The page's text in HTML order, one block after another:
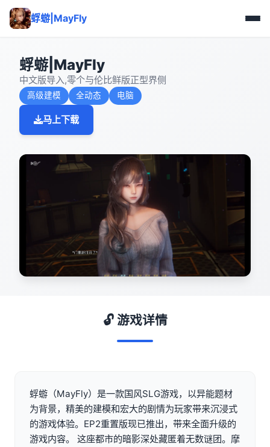
蜉蝣|MayFly
蜉蝣|MayFly
中文版导入,零个与伦比鲜版正型界侧
高级建模 全动态 电脑
马上下载
🔓 游戏详情
蜉蝣（MayFly）是一款国风SLG游戏，以异能题材
为背景，精美的建模和宏大的剧情为玩家带来沉浸式
的游戏体验。EP2重置版现已推出，带来全面升级的
游戏内容。 这座都市的暗影深处藏匿着无数谜团。摩